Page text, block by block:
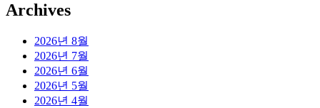
Archives
2026년 8월
2026년 7월
2026년 6월
2026년 5월
2026년 4월